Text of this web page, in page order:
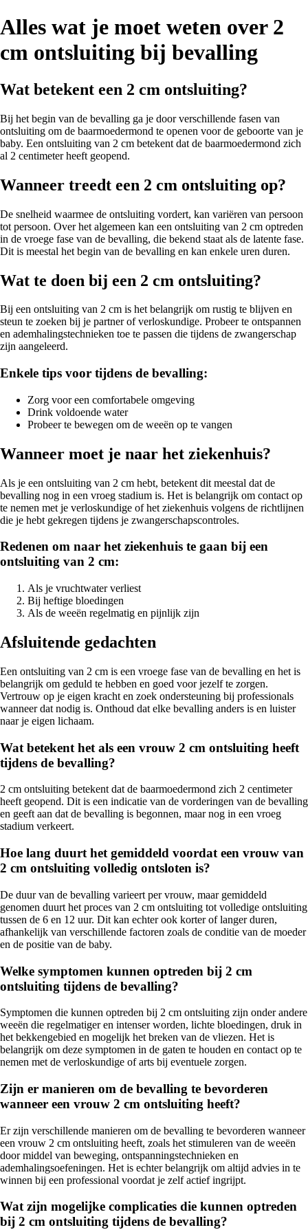
Alles wat je moet weten over 2
cm ontsluiting bij bevalling
Wat betekent een 2 cm ontsluiting?
Bij het begin van de bevalling ga je door verschillende fasen van
ontsluiting om de baarmoedermond te openen voor de geboorte van je
baby. Een ontsluiting van 2 cm betekent dat de baarmoedermond zich
al 2 centimeter heeft geopend.
Wanneer treedt een 2 cm ontsluiting op?
De snelheid waarmee de ontsluiting vordert, kan variëren van persoon
tot persoon. Over het algemeen kan een ontsluiting van 2 cm optreden
in de vroege fase van de bevalling, die bekend staat als de latente fase.
Dit is meestal het begin van de bevalling en kan enkele uren duren.
Wat te doen bij een 2 cm ontsluiting?
Bij een ontsluiting van 2 cm is het belangrijk om rustig te blijven en
steun te zoeken bij je partner of verloskundige. Probeer te ontspannen
en ademhalingstechnieken toe te passen die tijdens de zwangerschap
zijn aangeleerd.
Enkele tips voor tijdens de bevalling:
Zorg voor een comfortabele omgeving
Drink voldoende water
Probeer te bewegen om de weeën op te vangen
Wanneer moet je naar het ziekenhuis?
Als je een ontsluiting van 2 cm hebt, betekent dit meestal dat de
bevalling nog in een vroeg stadium is. Het is belangrijk om contact op
te nemen met je verloskundige of het ziekenhuis volgens de richtlijnen
die je hebt gekregen tijdens je zwangerschapscontroles.
Redenen om naar het ziekenhuis te gaan bij een
ontsluiting van 2 cm:
Als je vruchtwater verliest
Bij heftige bloedingen
Als de weeën regelmatig en pijnlijk zijn
Afsluitende gedachten
Een ontsluiting van 2 cm is een vroege fase van de bevalling en het is
belangrijk om geduld te hebben en goed voor jezelf te zorgen.
Vertrouw op je eigen kracht en zoek ondersteuning bij professionals
wanneer dat nodig is. Onthoud dat elke bevalling anders is en luister
naar je eigen lichaam.
Wat betekent het als een vrouw 2 cm ontsluiting heeft
tijdens de bevalling?
2 cm ontsluiting betekent dat de baarmoedermond zich 2 centimeter
heeft geopend. Dit is een indicatie van de vorderingen van de bevalling
en geeft aan dat de bevalling is begonnen, maar nog in een vroeg
stadium verkeert.
Hoe lang duurt het gemiddeld voordat een vrouw van
2 cm ontsluiting volledig ontsloten is?
De duur van de bevalling varieert per vrouw, maar gemiddeld
genomen duurt het proces van 2 cm ontsluiting tot volledige ontsluiting
tussen de 6 en 12 uur. Dit kan echter ook korter of langer duren,
afhankelijk van verschillende factoren zoals de conditie van de moeder
en de positie van de baby.
Welke symptomen kunnen optreden bij 2 cm
ontsluiting tijdens de bevalling?
Symptomen die kunnen optreden bij 2 cm ontsluiting zijn onder andere
weeën die regelmatiger en intenser worden, lichte bloedingen, druk in
het bekkengebied en mogelijk het breken van de vliezen. Het is
belangrijk om deze symptomen in de gaten te houden en contact op te
nemen met de verloskundige of arts bij eventuele zorgen.
Zijn er manieren om de bevalling te bevorderen
wanneer een vrouw 2 cm ontsluiting heeft?
Er zijn verschillende manieren om de bevalling te bevorderen wanneer
een vrouw 2 cm ontsluiting heeft, zoals het stimuleren van de weeën
door middel van beweging, ontspanningstechnieken en
ademhalingsoefeningen. Het is echter belangrijk om altijd advies in te
winnen bij een professional voordat je zelf actief ingrijpt.
Wat zijn mogelijke complicaties die kunnen optreden
bij 2 cm ontsluiting tijdens de bevalling?